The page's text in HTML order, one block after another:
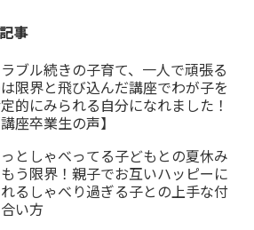
事
ラブル続きの子育て、一人で頑張る
限界と飛び込んだ講座でわが子を
的にみられる自分になれました！
講座卒業生の声】
としゃべってる子どもとの夏休み
う限界！親子でお互いハッピーに
るしゃべり過ぎる子との上手な付
い方